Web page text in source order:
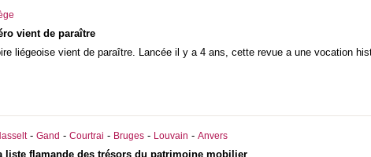
vient de paraître
liégeoise vient de paraître. Lancée il y a 4 ans, cette revue a une vocation
- Gand - Courtrai - Bruges - Louvain - Anvers
liste flamande des trésors du patrimoine mobilier